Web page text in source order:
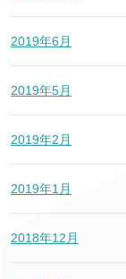
2019年6月
2019年5月
2019年2月
2019年1月
2018年12月